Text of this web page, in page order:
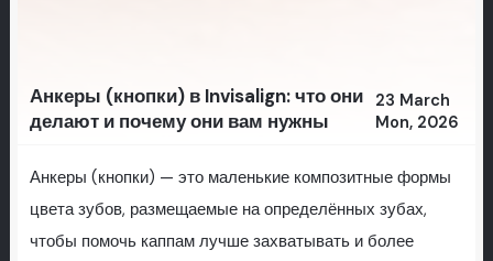
Анкеры (кнопки) в Invisalign: что они
делают и почему они вам нужны
23 March
Mon, 2026
Анкеры (кнопки) — это маленькие композитные формы
цвета зубов, размещаемые на определённых зубах,
чтобы помочь каппам лучше захватывать и более